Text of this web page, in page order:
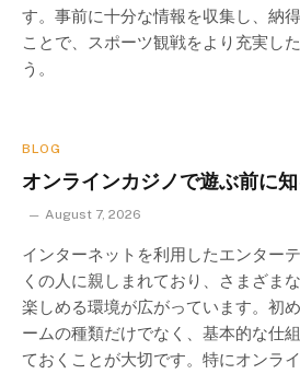
す。事前に十分な情報を収集し、納
ことで、スポーツ観戦をより充実し
う。
BLOG
オンラインカジノで遊ぶ前に
August 7, 2026
インターネットを利用したエンター
くの人に親しまれており、さまざま
楽しめる環境が広がっています。初
ームの種類だけでなく、基本的な仕
ておくことが大切です。特にオンラ